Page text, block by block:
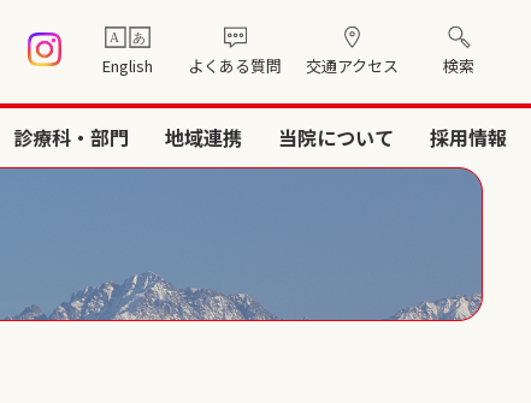
English よくある質問 交通アクセス 検索
診療科・部門 地域連携 当院について 採用情報